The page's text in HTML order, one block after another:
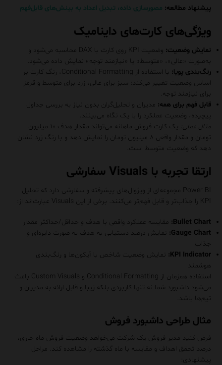
پیشنهاد مطالعه: مصورسازی داده، تبدیل اعداد به بینش‌های قابل‌فهم
ویژگی‌های کارت‌های داینامیک
نمایش وضعیت:
وضعیت KPI روی کارت با DAX محاسبه می‌شود و
به‌صورت «عالی»، «متوسط» یا «نیازمند توجه» نمایش داده می‌شود.
رنگ‌بندی پویا:
با استفاده از Conditional Formatting، رنگ کارت بر
اساس وضعیت تغییر می‌کند: سبز برای عالی، زرد برای متوسط و قرمز
برای نیازمند توجه.
قابل فهم برای همه: مدیران و تحلیل‌گران بدون نیاز به بررسی جداول
پیچیده، وضعیت عملکرد را با یک نگاه می‌بینند.
مثال عملی:
یک کارت فروش ماهانه می‌تواند مقدار هدف ۱۰ میلیون
تومان و مقدار واقعی ۸ میلیون تومان را نمایش دهد و با رنگ زرد نشان
دهد که وضعیت متوسط است.
ارتقا تجربه با Visuals سفارشی
Power BI مجموعه‌ای از ویژوال‌های پیشرفته و سفارشی دارد که تحلیل
KPI را جذاب‌تر و قابل فهم‌تر می‌کنند. برخی از این Visuals عبارت‌اند از:
Bullet Chart: مقایسه عملکرد واقعی با هدف و حداقل/حداکثر مقدار
Gauge Chart: نمایش درصد دستیابی به هدف به صورت دایره‌ای و
جذاب
KPI Indicator: نمایش وضعیت شاخص با آیکون‌ها و رنگ‌بندی
هوشمند
استفاده همزمان از Conditional Formatting و Custom Visuals باعث
می‌شود داشبورد شما نه تنها کاربردی بلکه زیبا و قابل ارائه به مدیران و
تیم‌ها باشد.
مثال طراحی داشبورد فروش
فرض کنید مدیر فروش یک شرکت می‌خواهد وضعیت فروش ماه جاری،
درصد تحقق اهداف و مقایسه با ماه گذشته را مشاهده کند. مراحل
پیشنهادی: